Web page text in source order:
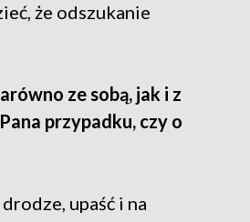
że odszukanie
ze sobą, jak i z
przypadku, czy o
upaść i na